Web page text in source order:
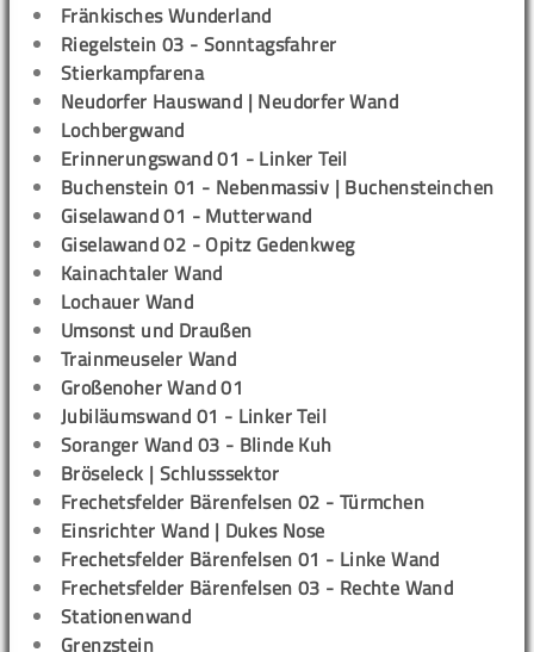
Fränkisches Wunderland
Riegelstein 03 - Sonntagsfahrer
Stierkampfarena
Neudorfer Hauswand | Neudorfer Wand
Lochbergwand
Erinnerungswand 01 - Linker Teil
Buchenstein 01 - Nebenmassiv | Buchensteinchen
Giselawand 01 - Mutterwand
Giselawand 02 - Opitz Gedenkweg
Kainachtaler Wand
Lochauer Wand
Umsonst und Draußen
Trainmeuseler Wand
Großenoher Wand 01
Jubiläumswand 01 - Linker Teil
Soranger Wand 03 - Blinde Kuh
Bröseleck | Schlusssektor
Frechetsfelder Bärenfelsen 02 - Türmchen
Einsrichter Wand | Dukes Nose
Frechetsfelder Bärenfelsen 01 - Linke Wand
Frechetsfelder Bärenfelsen 03 - Rechte Wand
Stationenwand
Grenzstein